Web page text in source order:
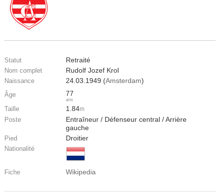
Statut Retraité
Nom complet Rudolf Jozef Krol
Naissance 24.03.1949 (Amsterdam)
Âge 77
ans
Taille 1.84m
Poste
Entraîneur / Défenseur central / Arrière
gauche
Pied Droitier
Nationalité
Fiche Wikipedia